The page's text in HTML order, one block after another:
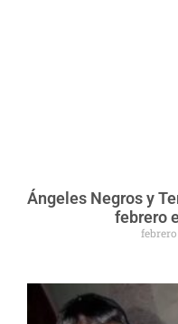
Ángeles Negros y
febrero